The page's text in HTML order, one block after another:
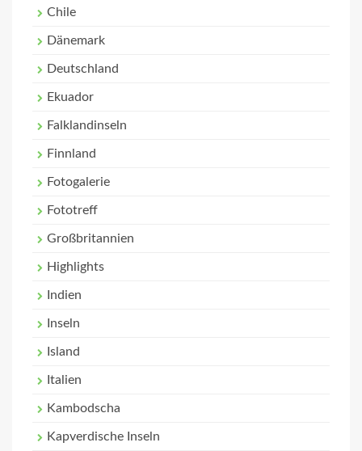
Chile
Dänemark
Deutschland
Ekuador
Falklandinseln
Finnland
Fotogalerie
Fototreff
Großbritannien
Highlights
Indien
Inseln
Island
Italien
Kambodscha
Kapverdische Inseln